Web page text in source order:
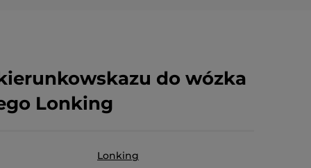
do wózka
Lonking
Lonking